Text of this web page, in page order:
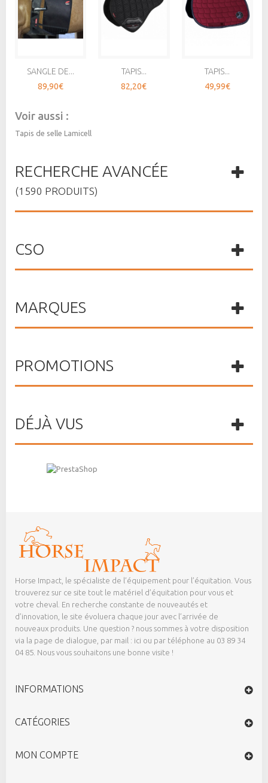
SANGLE DE...
89,90€
TAPIS...
82,20€
TAPIS...
49,99€
Voir aussi :
Tapis de selle Lamicell
RECHERCHE AVANCÉE
(1590 PRODUITS)
CSO
MARQUES
PROMOTIONS
DÉJÀ VUS
Horse Impact, le spécialiste de l’équipement pour l’équitation. Vous
trouverez sur ce site tout le matériel d’équitation pour vous et
votre cheval. En recherche constante de nouveautés et
d’innovation, le site évoluera chaque jour avec l’arrivée de
nouveaux produits. Une question ? nous sommes à votre disposition
via la page de dialogue, par mail : ici ou par téléphone au 03 89 34
04 85. Nous vous souhaitons une bonne visite !
INFORMATIONS
CATÉGORIES
MON COMPTE